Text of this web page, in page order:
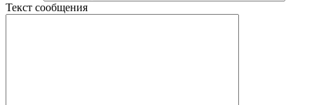
Текст сообщения